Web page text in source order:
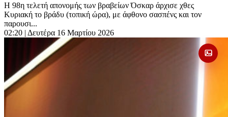
Η 98η τελετή απονομής των βραβείων Όσκαρ άρχισε χθες
Κυριακή το βράδυ (τοπική ώρα), με άφθονο σασπένς και τον
παρουσι...
02:20 | Δευτέρα 16 Μαρτίου 2026